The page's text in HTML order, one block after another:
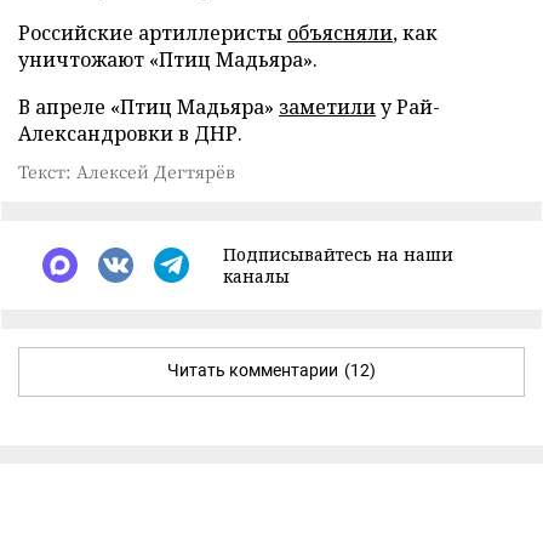
Российские артиллеристы объясняли, как
уничтожают «Птиц Мадьяра».
В апреле «Птиц Мадьяра» заметилиу Рай-
Александровки в ДНР.
Текст: Алексей Дегтярёв
Подписывайтесь на наши
каналы
Читать комментарии (12)